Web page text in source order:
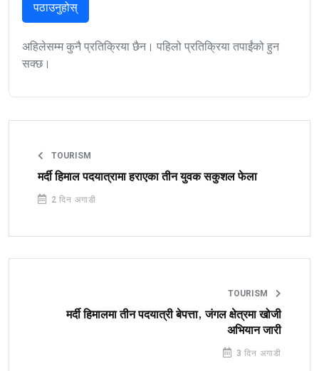
पठाउनुहोस्
अहिलेसम्म कुनै प्रतिक्रिया छैन। पहिलो प्रतिक्रिया तपाईंको हुन
सक्छ।
TOURISM
मर्दी हिमाल पदयात्रामा हराएका तीन युवक सकुशल फेला
2 दिन अगाडी
TOURISM
मर्दी हिमालमा तीन पदयात्री बेपत्ता, जंगल क्षेत्रमा खोजी
अभियान जारी
3 दिन अगाडी